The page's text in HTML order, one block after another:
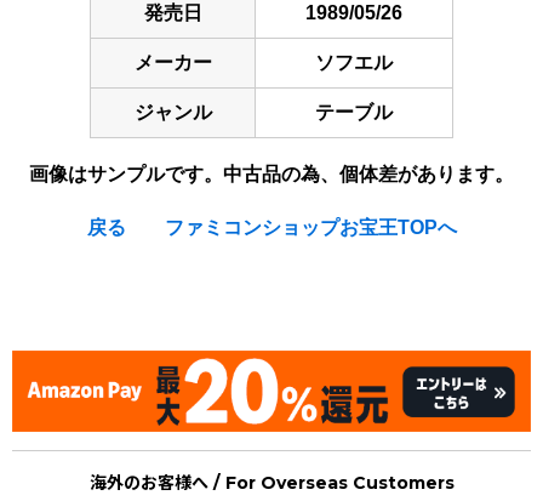
発売日 1989/05/26
メーカー ソフエル
ジャンル テーブル
画像はサンプルです。中古品の為、個体差があります。
戻る ファミコンショップお宝王TOPへ
海外のお客様へ / For Overseas Customers